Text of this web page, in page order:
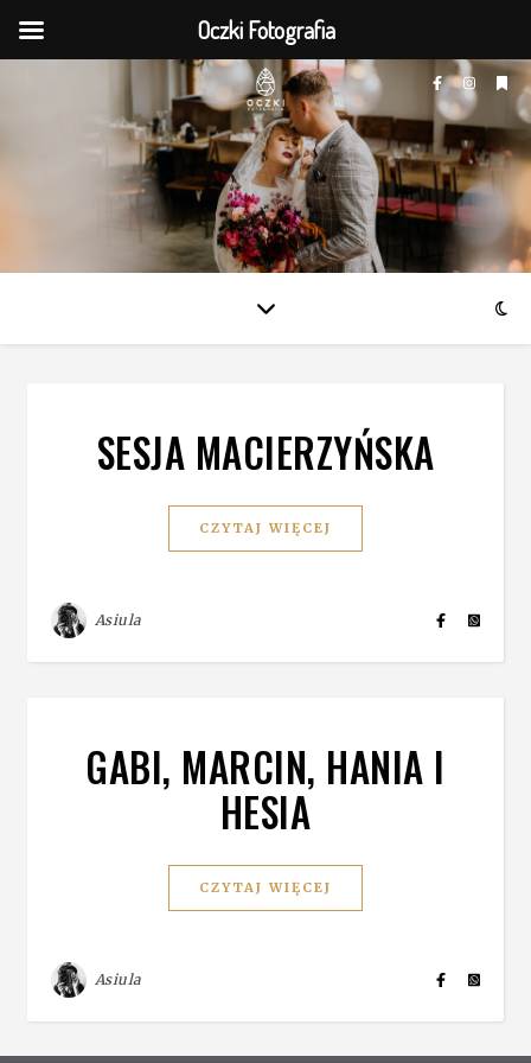
SESJA MACIERZYŃSKA
CZYTAJ WIĘCEJ
Asiula
GABI, MARCIN, HANIA I
HESIA
CZYTAJ WIĘCEJ
Asiula
Oczki Fotografia